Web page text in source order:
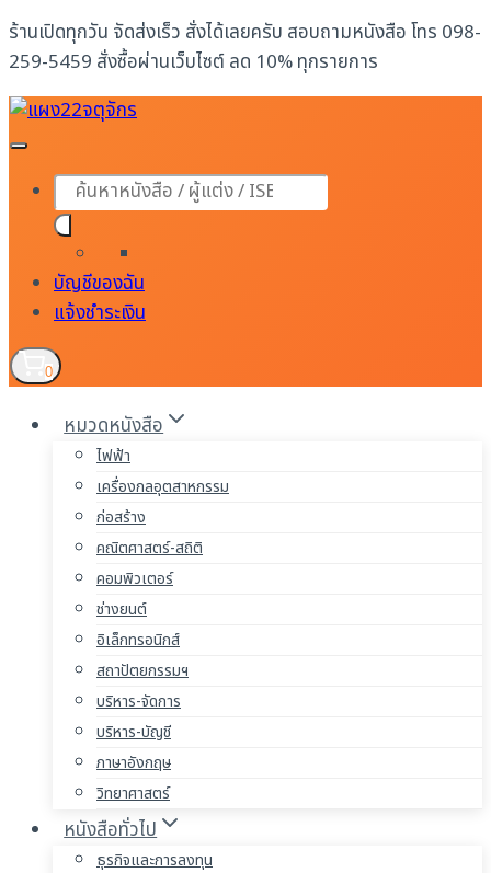
Skip
to
content
ร้านเปิดทุกวัน จัดส่งเร็ว สั่งได้เลยครับ สอบถามหนังสือ โทร 098-
259-5459 สั่งซื้อผ่านเว็บไซต์ ลด 10% ทุกรายการ
Products
search
บัญชีของฉัน
แจ้งชำระเงิน
0
หมวดหนังสือ
ไฟฟ้า
เครื่องกลอุตสาหกรรม
ก่อสร้าง
คณิตศาสตร์-สถิติ
คอมพิวเตอร์
ช่างยนต์
อิเล็กทรอนิกส์
สถาปัตยกรรมฯ
บริหาร-จัดการ
บริหาร-บัญชี
ภาษาอังกฤษ
วิทยาศาสตร์
หนังสือทั่วไป
ธุรกิจและการลงทุน